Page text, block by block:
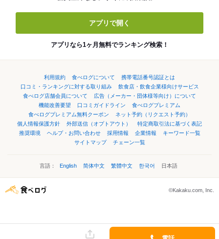
アプリで開く
アプリなら1ヶ月無料でランキング検索！
利用規約 食べログについて
携帯電話番号認証とは
口コミ・ランキングに対する取り組み
飲食店・飲食企業様向けサービス
食べログ店舗会員について
広告（メーカー・団体様等向け）について
機能改善要望
口コミガイドライン
食べログプレミアム
食べログプレミアム無料クーポン
ネット予約（リクエスト予約）
個人情報保護方針
外部送信（オプトアウト）
特定商取引法に基づく表記
推奨環境
ヘルプ・お問い合わせ 採用情報 企業情報
キーワード一覧
サイトマップ
チェーン一覧
言語： English 简体中文 繁體中文 한국어 日本語
©Kakaku.com, Inc.